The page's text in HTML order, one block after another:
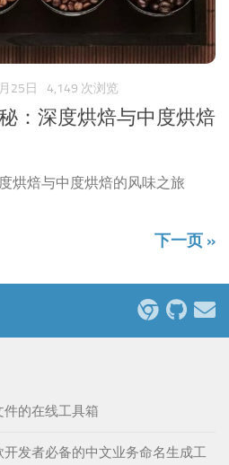
25日 4,149 次浏览
：深度烘焙与中度烘焙
烘焙与中度烘焙的风味之旅
下一页 »
的在线工具箱
发者必备的中文业务命名生成工